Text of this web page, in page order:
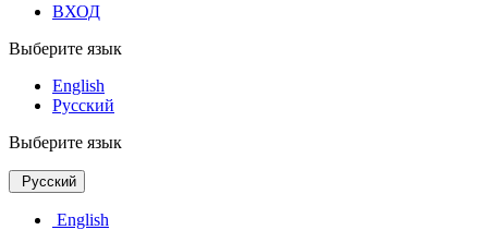
ВХОД
Выберите язык
English
Русский
Выберите язык
Русский
English